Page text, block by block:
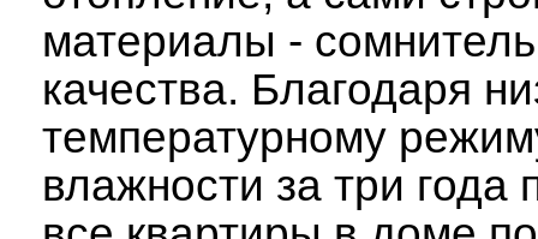
материалы -
качества. Благодаря
температурному
влажности за три года